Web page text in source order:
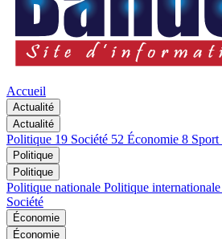
Accueil
Actualité
Actualité
Politique 19 Société 52 Économie 8 Sport
Politique
Politique
Politique nationale Politique internationale
Société
Économie
Économie